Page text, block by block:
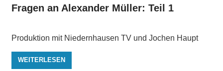
Fragen an Alexander Müller: Teil 1
Produktion mit Niedernhausen TV und Jochen Haupt
WEITERLESEN